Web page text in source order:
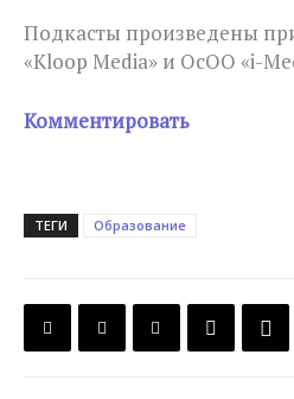
Подкасты произведены
«Kloop Media» и ОсОО «i-
Комментировать
ТЕГИ Образование